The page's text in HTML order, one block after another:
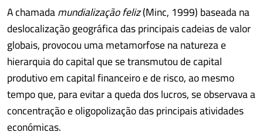
A chamadamundialização feliz(Minc, 1999) baseada na
deslocalização geográfica das principais cadeias de valor
globais, provocou uma metamorfose na natureza e
hierarquia do capital que se transmutou de capital
produtivo em capital financeiro e de risco, ao mesmo
tempo que, para evitar a queda dos lucros, se observava a
concentração e oligopolização das principais atividades
económicas.